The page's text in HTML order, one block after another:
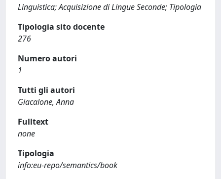
Linguistica; Acquisizione di Lingue Seconde; Tipologia
Tipologia sito docente
276
Numero autori
1
Tutti gli autori
Giacalone, Anna
Fulltext
none
Tipologia
info:eu-repo/semantics/book